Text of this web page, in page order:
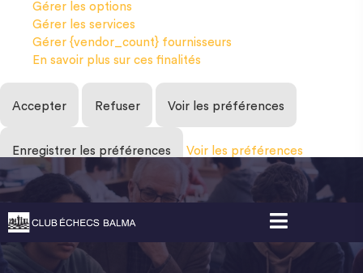
Gérer les options
Gérer les services
Gérer {vendor_count} fournisseurs
En savoir plus sur ces finalités
Accepter Refuser Voir les préférences
Enregistrer les préférences Voir les préférences
Gestion des cookies